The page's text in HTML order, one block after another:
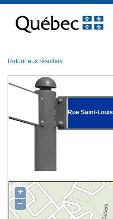
contenu
Retour aux résultats
Rue Saint-Louis
+
−